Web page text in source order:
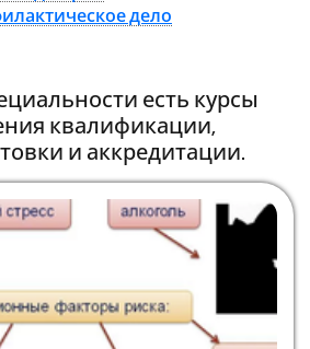
дело
есть курсы
квалификации,
и аккредитации.